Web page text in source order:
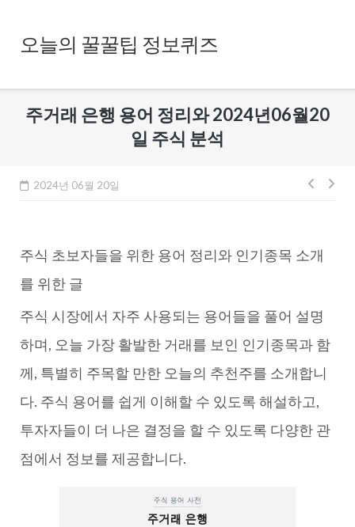
content오늘의 꿀꿀팁 정보퀴즈
주거래 은행 용어 정리와 2024년06월20
일 주식 분석
2024년 06월 20일
글
게
주식 초보자들을 위한 용어 정리와 인기종목 소개
를 위한 글
주식 시장에서 자주 사용되는 용어들을 풀어 설명
하며, 오늘 가장 활발한 거래를 보인 인기종목과 함
께, 특별히 주목할 만한 오늘의 추천주를 소개합니
다. 주식 용어를 쉽게 이해할 수 있도록 해설하고,
투자자들이 더 나은 결정을 할 수 있도록 다양한 관
점에서 정보를 제공합니다.